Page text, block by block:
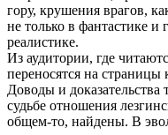
гору, крушения врагов,
не только в фантастике и
реалистике.
Из аудитории, где
переносятся на
Доводы и
судьбе отношения
общем-то, найдены. В